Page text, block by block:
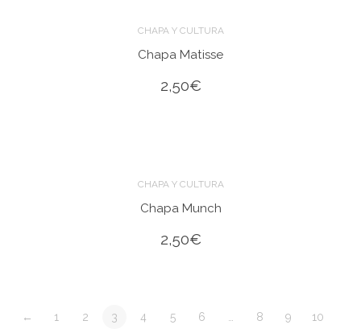
CHAPA Y CULTURA
Chapa Matisse
2,50€
CHAPA Y CULTURA
Chapa Munch
2,50€
← 1 2 3 4 5 6 8 9
10